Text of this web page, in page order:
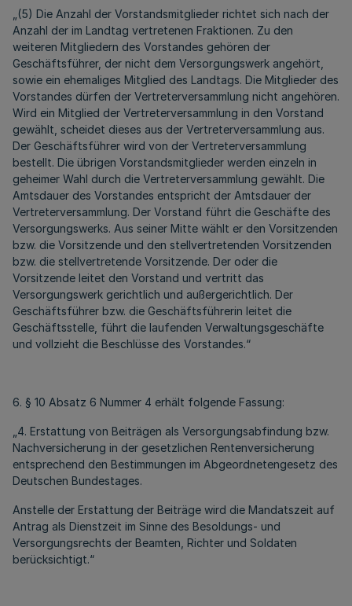
„(5) Die Anzahl der Vorstandsmitglieder richtet sich nach der
Anzahl der im Landtag vertretenen Fraktionen. Zu den
weiteren Mitgliedern des Vorstandes gehören der
Geschäftsführer, der nicht dem Versorgungswerk angehört,
sowie ein ehemaliges Mitglied des Landtags. Die Mitglieder des
Vorstandes dürfen der Vertreterversammlung nicht angehören.
Wird ein Mitglied der Vertreterversammlung in den Vorstand
gewählt, scheidet dieses aus der Vertreterversammlung aus.
Der Geschäftsführer wird von der Vertreterversammlung
bestellt. Die übrigen Vorstandsmitglieder werden einzeln in
geheimer Wahl durch die Vertreterversammlung gewählt. Die
Amtsdauer des Vorstandes entspricht der Amtsdauer der
Vertreterversammlung. Der Vorstand führt die Geschäfte des
Versorgungswerks. Aus seiner Mitte wählt er den Vorsitzenden
bzw. die Vorsitzende und den stellvertretenden Vorsitzenden
bzw. die stellvertretende Vorsitzende. Der oder die
Vorsitzende leitet den Vorstand und vertritt das
Versorgungswerk gerichtlich und außergerichtlich. Der
Geschäftsführer bzw. die Geschäftsführerin leitet die
Geschäftsstelle, führt die laufenden Verwaltungsgeschäfte
und vollzieht die Beschlüsse des Vorstandes.“
6. § 10 Absatz 6 Nummer 4 erhält folgende Fassung:
„4. Erstattung von Beiträgen als Versorgungsabfindung bzw.
Nachversicherung in der gesetzlichen Rentenversicherung
entsprechend den Bestimmungen im Abgeordnetengesetz des
Deutschen Bundestages.
Anstelle der Erstattung der Beiträge wird die Mandatszeit auf
Antrag als Dienstzeit im Sinne des Besoldungs- und
Versorgungsrechts der Beamten, Richter und Soldaten
berücksichtigt.“